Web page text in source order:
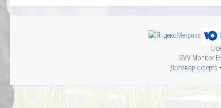
SVV Monitor
Договор оферта